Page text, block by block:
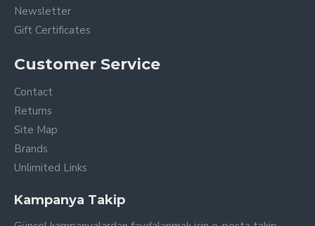
Newsletter
Gift Certificates
Customer Service
Contact
Returns
Site Map
Brands
Unlimited Links
Kampanya Takip